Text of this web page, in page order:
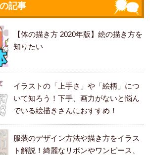
記事
【体の描き方 2020年版】絵の描き方を
知りたい
イラストの「上手さ」や「絵柄」につ
いて知ろう！下手、画力がないと悩ん
でいる絵描きさんにおすすめ！
服装のデザイン方法や描き方をイラス
ト解説！綺麗なリボンやワンピース、